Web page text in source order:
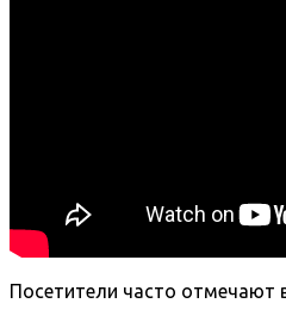
Посетители часто отмечают